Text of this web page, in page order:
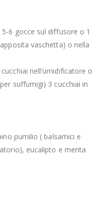
6 gocce sul diffusore o 1
vaschetta) o nella
nell'umidificatore o
suffumigi) 3 cucchiai in
pumilio ( balsamici e
eucalipto e menta